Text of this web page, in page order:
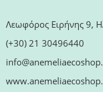
Λεωφόρος Ειρήνης 9,
(+30) 21 30496440